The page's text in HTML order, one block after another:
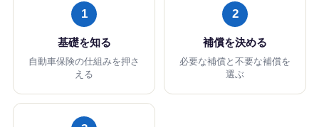
1
基礎を知る
自動車保険の仕組みを押さ
える
2
補償を決める
必要な補償と不要な補償を
選ぶ